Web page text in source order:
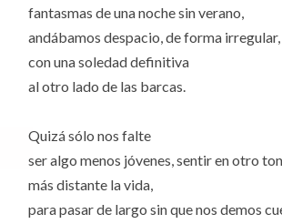
fantasmas de una noche sin verano,
andábamos despacio, de forma irregular,
con una soledad definitiva
al otro lado de las barcas.
Quizá sólo nos falte
ser algo menos jóvenes, sentir en otro
más distante la vida,
para pasar de largo sin que nos demos